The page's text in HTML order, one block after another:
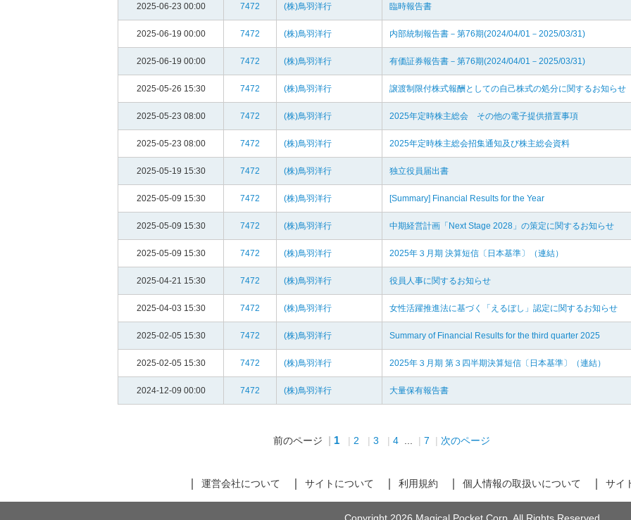
2025-06-23 00:00 7472 (株)鳥羽洋行 臨時報告書
2025-06-19 00:00 7472 (株)鳥羽洋行 内部統制報告書－第76期(2024/04/01－2025/03/31)
2025-06-19 00:00 7472 (株)鳥羽洋行 有価証券報告書－第76期(2024/04/01－2025/03/31)
2025-05-26 15:30 7472 (株)鳥羽洋行 譲渡制限付株式報酬としての自己株式の処分に関するお知らせ
2025-05-23 08:00 7472 (株)鳥羽洋行 2025年定時株主総会 その他の電子提供措置事項
2025-05-23 08:00 7472 (株)鳥羽洋行 2025年定時株主総会招集通知及び株主総会資料
2025-05-19 15:30 7472 (株)鳥羽洋行 独立役員届出書
2025-05-09 15:30 7472 (株)鳥羽洋行 [Summary] Financial Results for the Year
2025-05-09 15:30 7472 (株)鳥羽洋行 中期経営計画「Next Stage 2028」の策定に関するお知らせ
2025-05-09 15:30 7472 (株)鳥羽洋行 2025年３月期 決算短信〔日本基準〕（連結）
2025-04-21 15:30 7472 (株)鳥羽洋行 役員人事に関するお知らせ
2025-04-03 15:30 7472 (株)鳥羽洋行 女性活躍推進法に基づく「えるぼし」認定に関するお知らせ
2025-02-05 15:30 7472 (株)鳥羽洋行 Summary of Financial Results for the third quarter 2025
2025-02-05 15:30 7472 (株)鳥羽洋行 2025年３月期 第３四半期決算短信〔日本基準〕（連結）
2024-12-09 00:00 7472 (株)鳥羽洋行 大量保有報告書
前のページ 1 2 3 4 7 次のページ
運営会社について サイトについて 利用規約 個人情報の取扱いについて サイ